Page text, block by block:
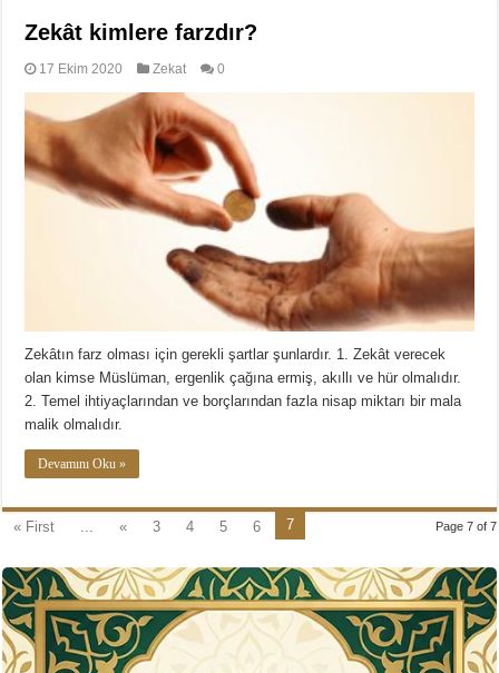
Zekât kimlere farzdır?
17 Ekim 2020 Zekat 0
Zekâtın farz olması için gerekli şartlar şunlardır. 1. Zekât verecek
olan kimse Müslüman, ergenlik çağına ermiş, akıllı ve hür olmalıdır.
2. Temel ihtiyaçlarından ve borçlarından fazla nisap miktarı bir mala
malik olmalıdır.
Devamını Oku »
Page 7 of 7
« First « 3 4 5 6 7